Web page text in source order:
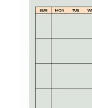
Se potrivește